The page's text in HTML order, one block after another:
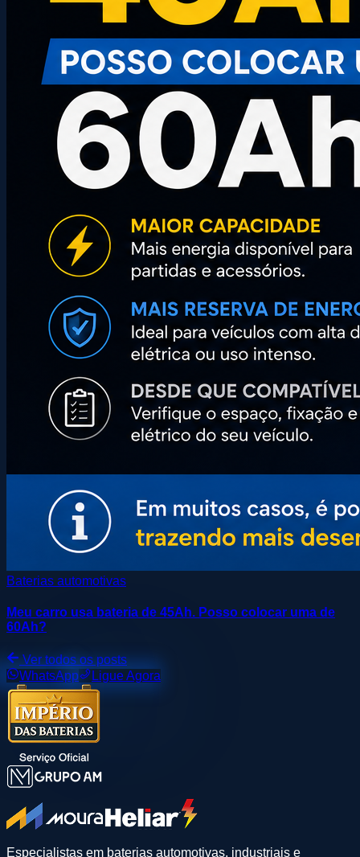
Baterias automotivas
Meu carro usa bateria de 45Ah. Posso colocar uma de
60Ah?
Ver todos os posts
WhatsApp
Ligue Agora
Especialistas em baterias automotivas, industriais e